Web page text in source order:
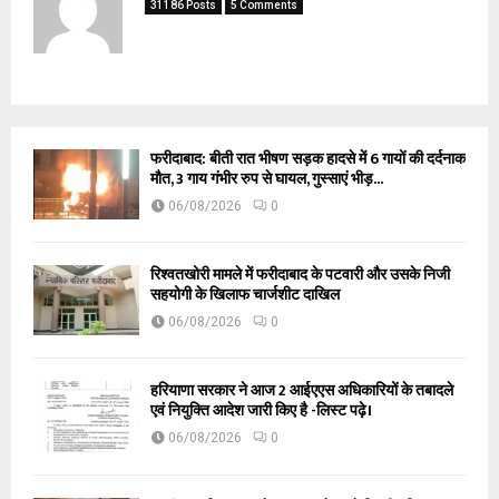
31186 Posts 5 Comments
फरीदाबाद: बीती रात भीषण सड़क हादसे में 6 गायों की दर्दनाक
मौत, 3 गाय गंभीर रुप से घायल, गुस्साएं भीड़...
06/08/2026 0
रिश्वतखोरी मामले में फरीदाबाद के पटवारी और उसके निजी
सहयोगी के खिलाफ चार्जशीट दाखिल
06/08/2026 0
हरियाणा सरकार ने आज 2 आईएएस अधिकारियों के तबादले
एवं नियुक्ति आदेश जारी किए है -लिस्ट पढ़े।
06/08/2026 0